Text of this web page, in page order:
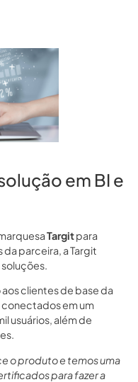
em BI e
Targitpara
parceira, a Targit
clientes de base da
conectados em um
usuários, além de
o produto e temos uma
para fazer a